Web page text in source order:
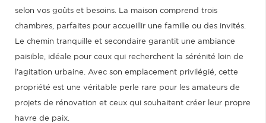
selon vos goûts et besoins. La maison comprend trois
chambres, parfaites pour accueillir une famille ou des invités.
Le chemin tranquille et secondaire garantit une ambiance
paisible, idéale pour ceux qui recherchent la sérénité loin de
l'agitation urbaine. Avec son emplacement privilégié, cette
propriété est une véritable perle rare pour les amateurs de
projets de rénovation et ceux qui souhaitent créer leur propre
havre de paix.